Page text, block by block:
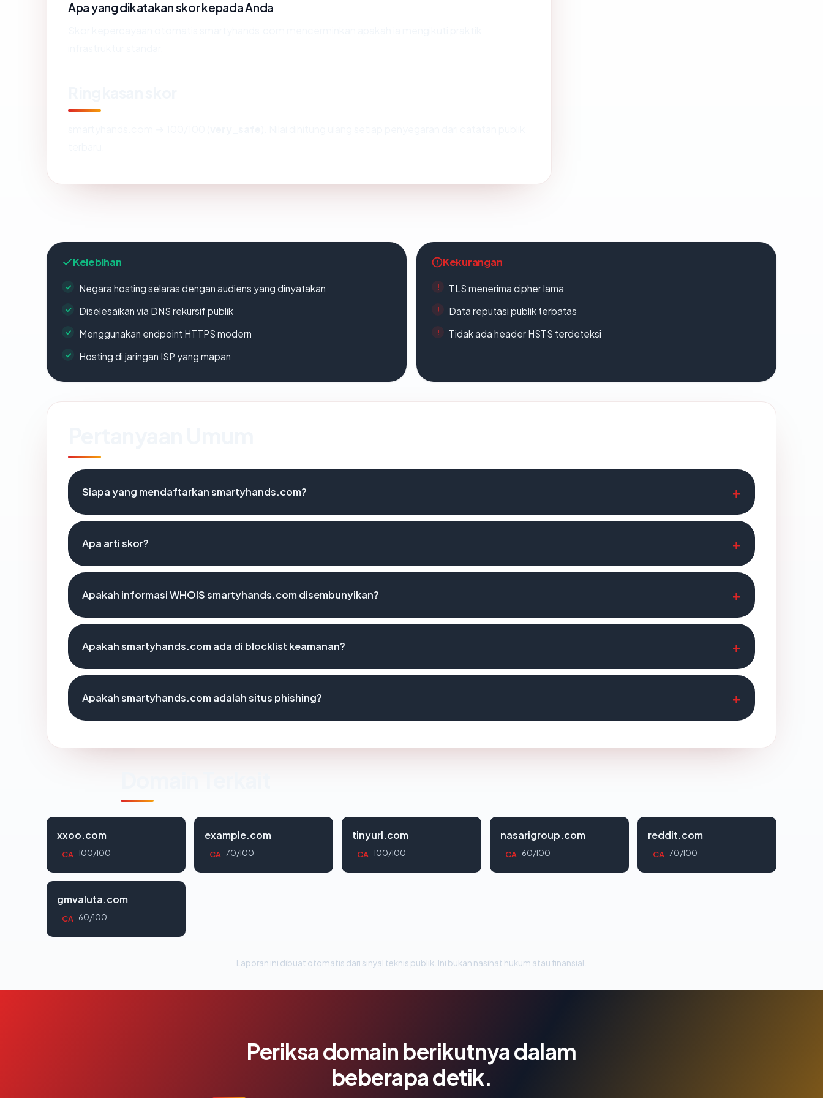
Apa yang dikatakan skor kepada Anda
Kelebihan
Negara hosting selaras dengan audiens yang dinyatakan
Diselesaikan via DNS rekursif publik
Menggunakan endpoint HTTPS modern
Hosting di jaringan ISP yang mapan
Kekurangan
TLS menerima cipher lama
Data reputasi publik terbatas
Tidak ada header HSTS terdeteksi
Siapa yang mendaftarkan smartyhands.com?
Apa arti skor?
Apakah informasi WHOIS smartyhands.com disembunyikan?
Apakah smartyhands.com ada di blocklist keamanan?
Apakah smartyhands.com adalah situs phishing?
xxoo.com
CA 100/100
example.com
CA 70/100
tinyurl.com
CA 100/100
nasarigroup.com
CA 60/100
reddit.com
CA 70/100
gmvaluta.com
CA 60/100
Laporan ini dibuat otomatis dari sinyal teknis publik. Ini bukan nasihat hukum atau finansial.
Periksa domain berikutnya dalam
beberapa detik.